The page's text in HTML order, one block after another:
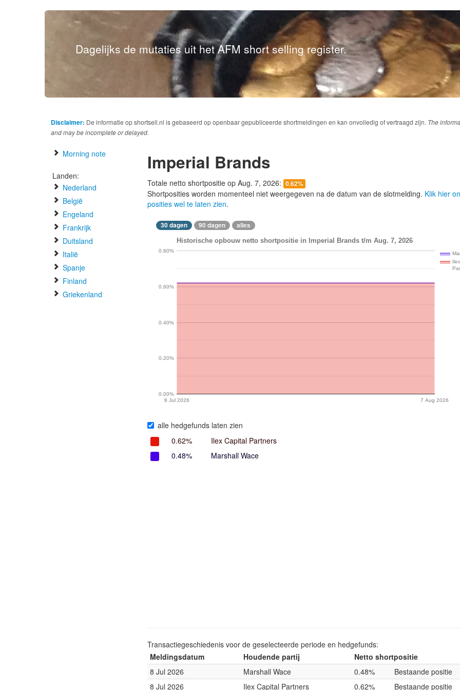
Dagelijks de mutaties uit het AFM short selling register.
Disclaimer: De informatie op shortsell.nl is gebaseerd op openbaar gepubliceerde shortmeldingen en kan onvolledig of vertraagd zijn. The
and may be incomplete or delayed.
Morning note
Landen:
Nederland
België
Engeland
Frankrijk
Duitsland
Italië
Spanje
Finland
Griekenland
Imperial Brands
Totale netto shortpositie op Aug. 7, 2026: 0.62%
Shortposities worden momenteel niet weergegeven na de datum van de slotmelding. Klik hier
posities wel te laten zien.
30 dagen 90 dagen alles
Historische opbouw netto shortpositie in Imperial Brands t/m Aug. 7, 2026
8 Jul 2026 7 Aug 2026
0.00%
0.20%
0.40%
0.60%
0.80%
alle hedgefunds laten zien
0.62%
Ilex Capital Partners
0.48%
Marshall Wace
Transactiegeschiedenis voor de geselecteerde periode en hedgefunds:
Meldingsdatum
Houdende partij
Netto shortpositie
8 Jul 2026
Marshall Wace 0.48%
Bestaande positie
8 Jul 2026
Ilex Capital Partners 0.62% Bestaande positie